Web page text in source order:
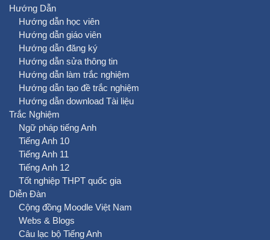
Hướng Dẫn
Hướng dẫn học viên
Hướng dẫn giáo viên
Hướng dẫn đăng ký
Hướng dẫn sửa thông tin
Hướng dẫn làm trắc nghiệm
Hướng dẫn tạo đề trắc nghiệm
Hướng dẫn download Tài liệu
Trắc Nghiệm
Ngữ pháp tiếng Anh
Tiếng Anh 10
Tiếng Anh 11
Tiếng Anh 12
Tốt nghiệp THPT quốc gia
Diễn Đàn
Cộng đồng Moodle Việt Nam
Webs & Blogs
Câu lạc bộ Tiếng Anh